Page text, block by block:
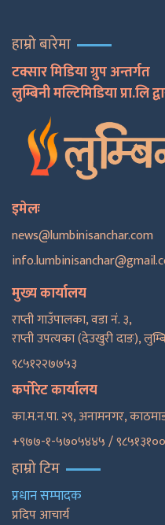
हाम्रो बारेमा
टक्सार मिडिया ग्रुप अन्तर्गत
लुम्बिनी मल्टिमिडिया प्रा.लि
इमेलः
news@lumbinisanchar.com
मुख्य कार्यालय
राप्ती गाउँपालका, वडा नं. ३,
राप्ती उपत्यका (देउखुरी दाङ),
९८५१२२७७५३
कर्पोरेट कार्यालय
का.म.न.पा. २९, अनामनगर,
+९७७-१-५७०५४४५ /
हाम्रो टिम
प्रधान सम्पादक
प्रदिप आचार्य